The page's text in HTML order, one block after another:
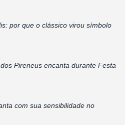
por que o clássico virou símbolo
Pireneus encanta durante Festa
com sua sensibilidade no